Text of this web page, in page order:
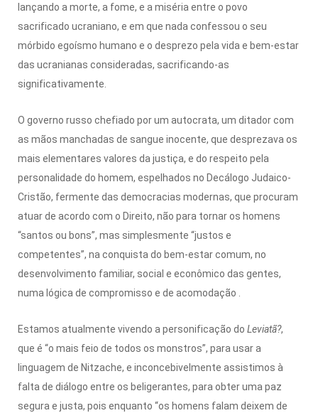
lançando a morte, a fome, e a miséria entre o povo
sacrificado ucraniano, e em que nada confessou o seu
mórbido egoísmo humano e o desprezo pela vida e bem-estar
das ucranianas consideradas, sacrificando-as
significativamente.
O governo russo chefiado por um autocrata, um ditador com
as mãos manchadas de sangue inocente, que desprezava os
mais elementares valores da justiça, e do respeito pela
personalidade do homem, espelhados no Decálogo Judaico-
Cristão, fermente das democracias modernas, que procuram
atuar de acordo com o Direito, não para tornar os homens
“santos ou bons”, mas simplesmente “justos e
competentes”, na conquista do bem-estar comum, no
desenvolvimento familiar, social e econômico das gentes,
numa lógica de compromisso e de acomodação .
Estamos atualmente vivendo a personificação do Leviatã?,
que é “o mais feio de todos os monstros”, para usar a
linguagem de Nitzache, e inconcebivelmente assistimos à
falta de diálogo entre os beligerantes, para obter uma paz
segura e justa, pois enquanto “os homens falam deixem de